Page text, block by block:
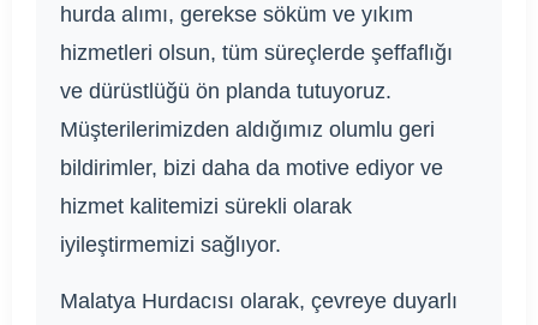
hurda alımı, gerekse söküm ve yıkım
hizmetleri olsun, tüm süreçlerde şeffaflığı
ve dürüstlüğü ön planda tutuyoruz.
Müşterilerimizden aldığımız olumlu geri
bildirimler, bizi daha da motive ediyor ve
hizmet kalitemizi sürekli olarak
iyileştirmemizi sağlıyor.
Malatya Hurdacısı olarak, çevreye duyarlı